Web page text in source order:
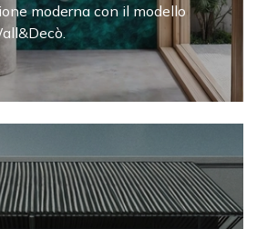
moderna con il modello